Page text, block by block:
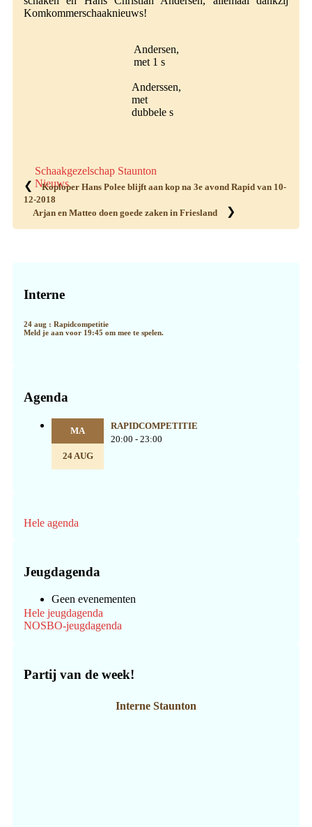
Komkommerschaaknieuws!
Andersen,
met 1 s
Anderssen,
met
dubbele s
Schaakgezelschap Staunton
Nieuws
❮
Koploper Hans Polee blijft aan kop na 3e avond Rapid van 10-
12-2018
Arjan en Matteo doen goede zaken in Friesland
❯
Sidebar
Interne
24 aug : Rapidcompetitie
Meld je aan voor 19:45 om mee te spelen.
Agenda
MA
24 AUG
RAPIDCOMPETITIE
20:00 - 23:00
Hele agenda
Jeugdagenda
Geen evenementen
Hele jeugdagenda
NOSBO-jeugdagenda
Partij van de week!
Interne Staunton